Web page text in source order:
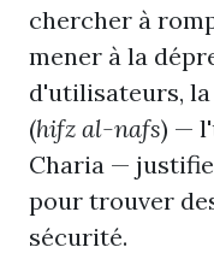
chercher à
mener à la
d'utilisateurs,
(hifz al-nafs) —
Charia —
pour trouver
sécurité.